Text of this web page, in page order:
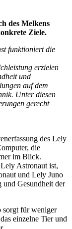
des Melkens
Ziele.
funktioniert die
erzielen
und
auf dem
Unter diesen
gerecht
des Lely
die
im Blick.
Astronaut ist,
und Lely Juno
Gesundheit der
sorgt für weniger
einzelne Tier und